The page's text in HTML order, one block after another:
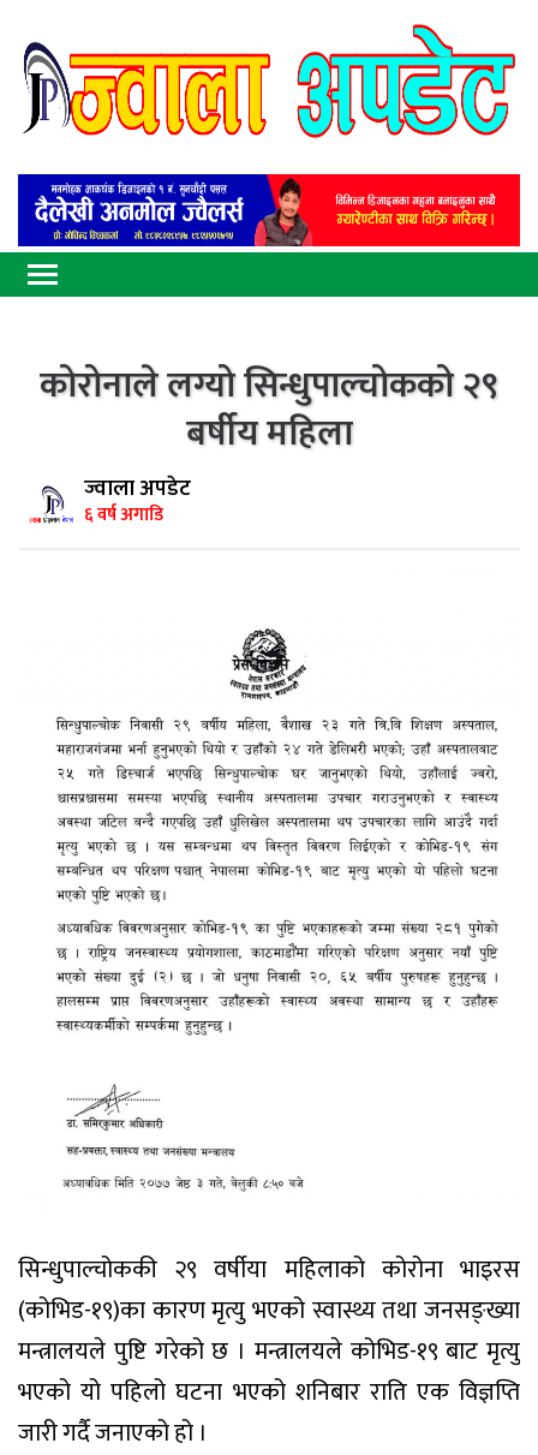
कोरोनाले लग्यो सिन्धुपाल्चोकको २९
बर्षीय महिला
ज्वाला अपडेट
६ वर्ष अगाडि
सिन्धुपाल्चोककी २९ वर्षीया महिलाको कोरोना भाइरस
(कोभिड-१९)का कारण मृत्यु भएको स्वास्थ्य तथा जनसङ्ख्या
मन्त्रालयले पुष्टि गरेको छ । मन्त्रालयले कोभिड-१९ बाट मृत्यु
भएको यो पहिलो घटना भएको शनिबार राति एक विज्ञप्ति
जारी गर्दै जनाएको हो ।